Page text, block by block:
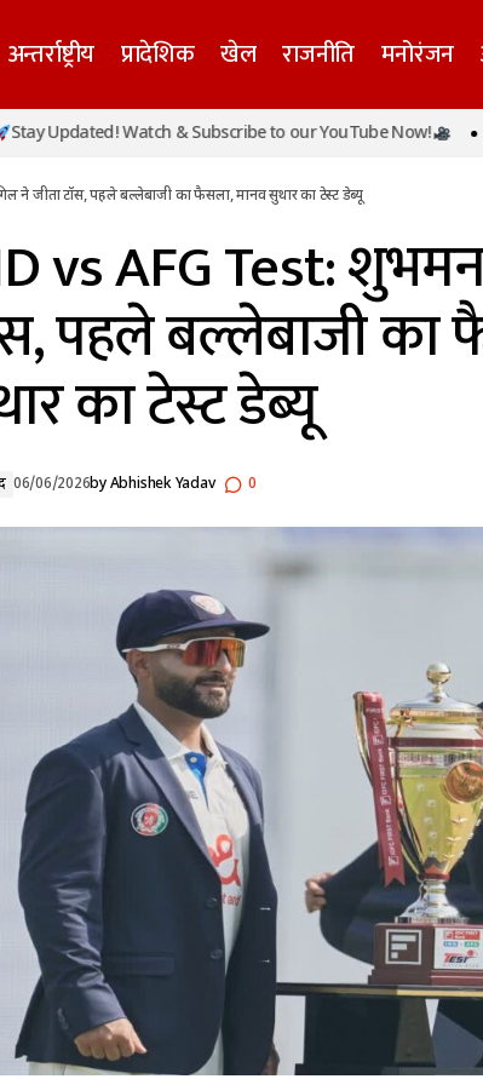
अन्तर्राष्ट्रीय प्रादेशिक खेल राजनीति मनोरंजन
ट्रक-पिकअप की
खेल-
IND vs AFG Test: शुभमन
Watch & Subscribe to our YouTube Now! Stay
ने जीता टॉस, पहले बल्लेबाजी का फैसला, मानव सुथार का टेस्ट डेब्यू
vs AFG Test:
पहले बल्लेबाजी का
का टेस्ट डेब्यू
06/06/2026byAbhishek Yadav 0